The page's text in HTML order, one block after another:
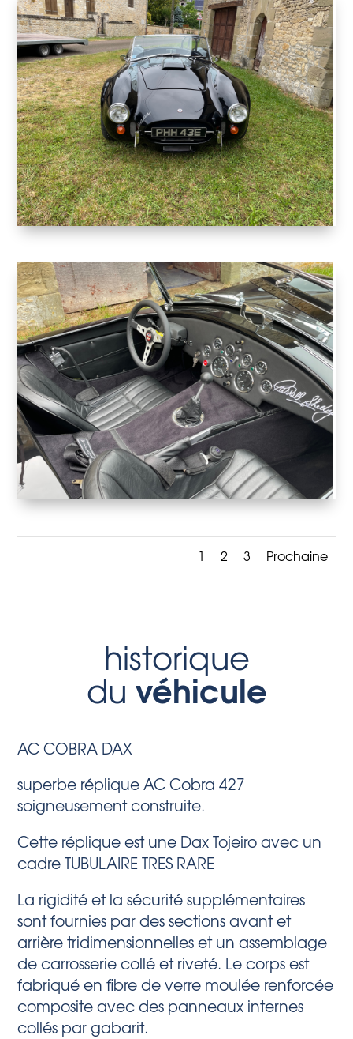
1 2 3 Prochaine
historique
du véhicule
AC COBRA DAX
superbe réplique AC Cobra 427
soigneusement construite.
Cette réplique est une Dax Tojeiro avec un
cadre TUBULAIRE TRES RARE
La rigidité et la sécurité supplémentaires
sont fournies par des sections avant et
arrière tridimensionnelles et un assemblage
de carrosserie collé et riveté. Le corps est
fabriqué en fibre de verre moulée renforcée
composite avec des panneaux internes
collés par gabarit.